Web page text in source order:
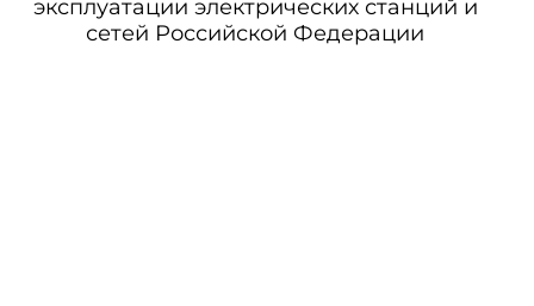
эксплуатации электрических станций и
сетей Российской Федерации